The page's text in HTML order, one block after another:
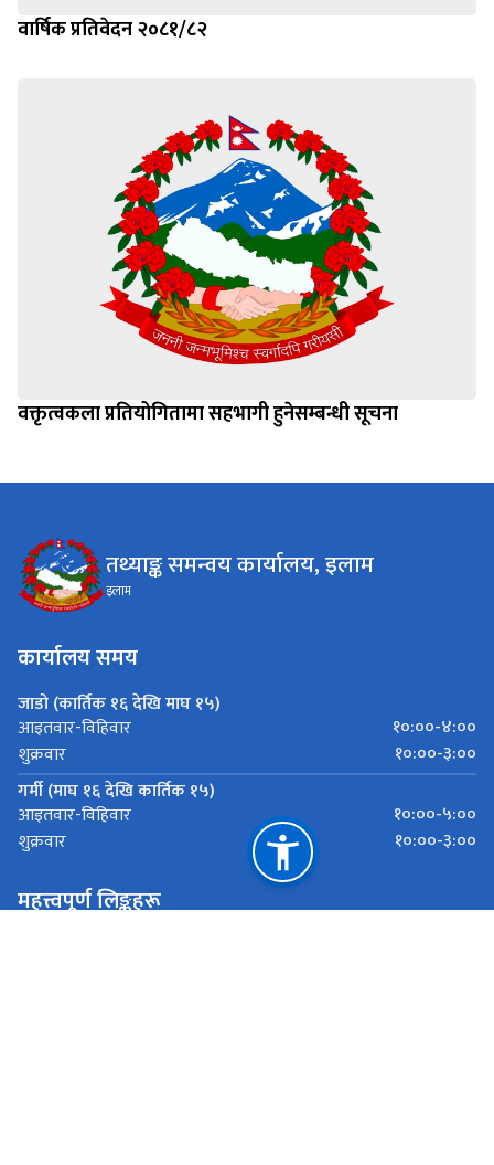
वार्षिक प्रतिवेदन २०८१/८२
वक्तृत्वकला प्रतियोगितामा सहभागी हुनेसम्बन्धी सूचना
तथ्याङ्क समन्वय कार्यालय, इलाम
इलाम
कार्यालय समय
जाडो (कार्तिक १६ देखि माघ १५)
आइतवार-विहिवार
१०:००-४:००
शुक्रवार
१०:००-३:००
गर्मी (माघ १६ देखि कार्तिक १५)
आइतवार-विहिवार
१०:००-५:००
शुक्रवार
१०:००-३:००
महत्त्वपूर्ण लिङ्कहरू